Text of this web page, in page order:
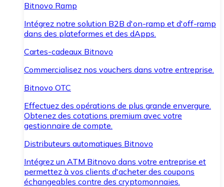
Bitnovo Ramp
Intégrez notre solution B2B d'on-ramp et d'off-ramp
dans des plateformes et des dApps.
Cartes-cadeaux Bitnovo
Commercialisez nos vouchers dans votre entreprise.
Bitnovo OTC
Effectuez des opérations de plus grande envergure.
Obtenez des cotations premium avec votre
gestionnaire de compte.
Distributeurs automatiques Bitnovo
Intégrez un ATM Bitnovo dans votre entreprise et
permettez à vos clients d'acheter des coupons
échangeables contre des cryptomonnaies.